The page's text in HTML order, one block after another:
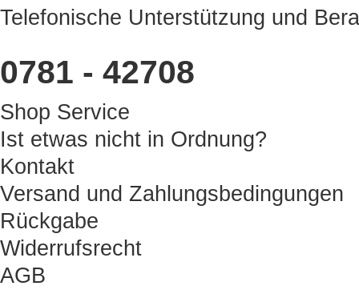
Telefonische Unterstützung und
0781 - 42708
Shop Service
Ist etwas nicht in Ordnung?
Kontakt
Versand und Zahlungsbedingungen
Rückgabe
Widerrufsrecht
AGB